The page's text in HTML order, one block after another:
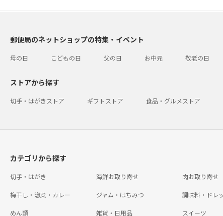
郵便局のネットショップの特集・イベント
母の日 こどもの日 父の日 お中元 敬老の日
ストアから探す
切手・はがきストア ギフトストア 食品・グルメストア
カテゴリから探す
切手・はがき 海鮮お取り寄せ 肉お取り寄せ
梅干し・惣菜・カレー ジャム・はちみつ 調味料・ドレ
めん類 雑貨・日用品 スイーツ